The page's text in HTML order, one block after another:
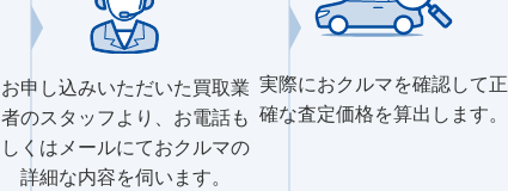
お申し込みいただいた買取業
者のスタッフより、お電話も
しくはメールにておクルマの
詳細な内容を伺います。
実際におクルマを確認して正
確な査定価格を算出します。